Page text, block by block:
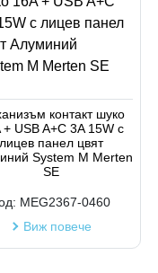
контакт шуко
+ USB A+C 3A 15W с
лицев панел цвят
System M Merten
SE
MEG2367-0460
Виж повече